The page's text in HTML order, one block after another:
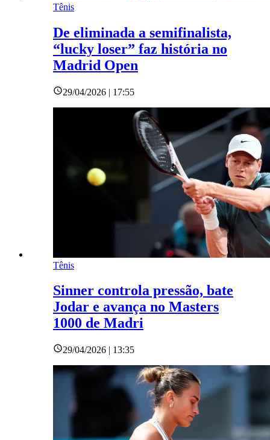
Tênis
De eliminada a semifinalista,
“lucky loser” faz história no
Madrid Open
29/04/2026 | 17:55
Tênis
Sinner controla pressão, bate
Jodar e avança no Masters
1000 de Madri
29/04/2026 | 13:35